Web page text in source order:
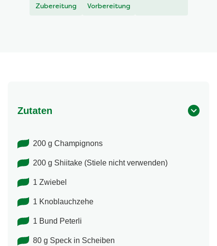
Zubereitung Vorbereitung
Zutaten
200 g Champignons
200 g Shiitake (Stiele nicht verwenden)
1 Zwiebel
1 Knoblauchzehe
1 Bund Peterli
80 g Speck in Scheiben